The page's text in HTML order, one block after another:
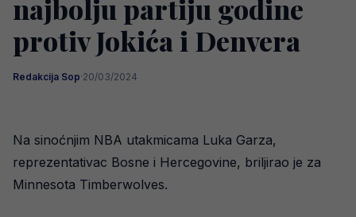
najbolju partiju godine
protiv Jokića i Denvera
Redakcija Sop·20/03/2024
Na sinoćnjim NBA utakmicama Luka Garza,
reprezentativac Bosne i Hercegovine, briljirao je za
Minnesota Timberwolves.